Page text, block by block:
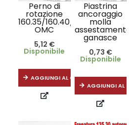
Perno di
rotazione
160.35/160.40/200.35
OMC
5,12 €
Disponibile
AGGIUNGI AL CARRELLO
Piastrina
ancoraggio
molla
ganasce
0,73 €
Disponibile
AGGIUNGI AL